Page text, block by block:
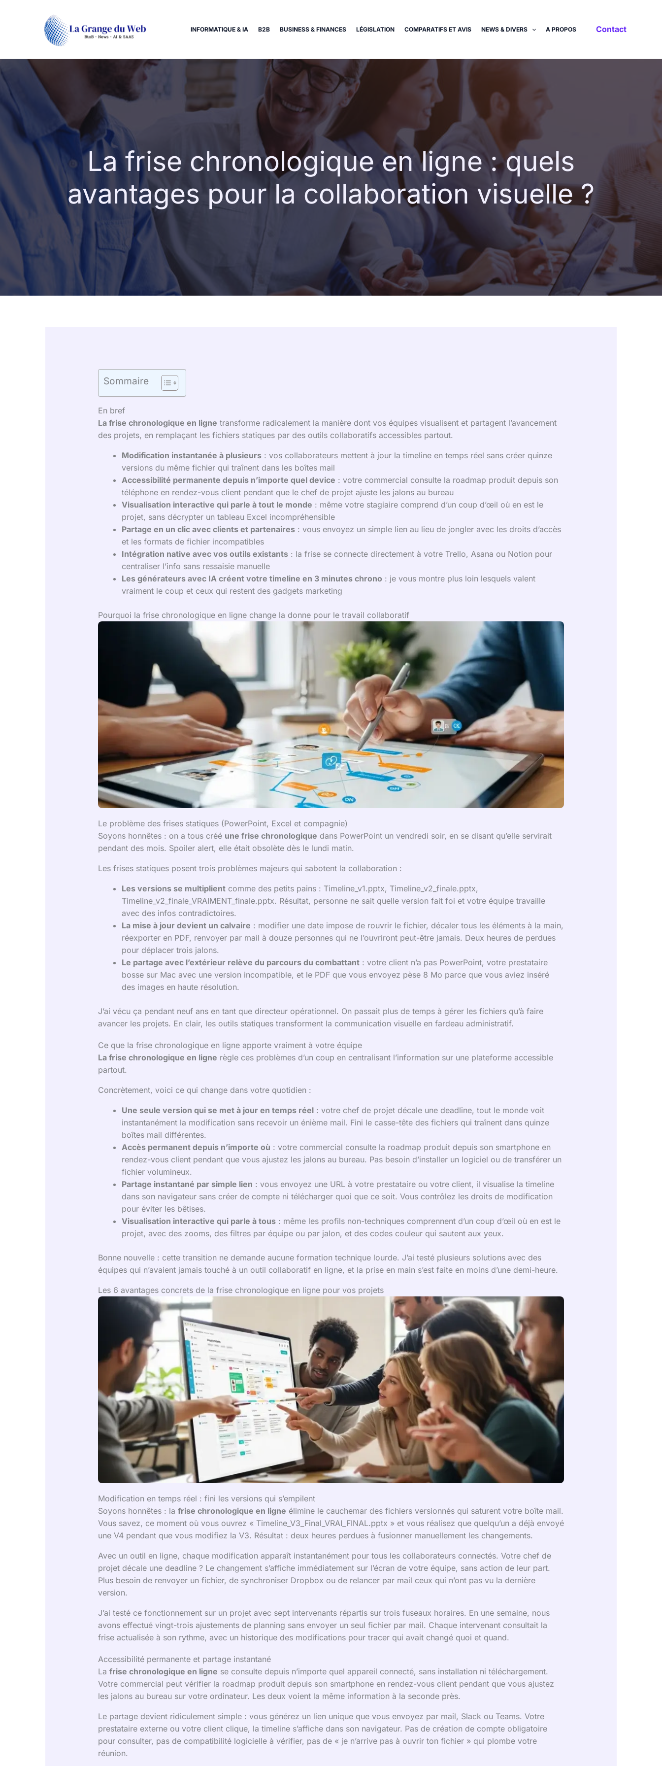
INFORMATIQUE & IA B2B BUSINESS & FINANCES LÉGISLATION COMPARATIFS ET AVIS NEWS & DIVERS A PROPOS Contact
La frise chronologique en ligne : quels
avantages pour la collaboration visuelle ?
Sommaire
En bref
La frise chronologique en ligne transforme radicalement la manière dont vos équipes visualisent et partagent l’avancement
des projets, en remplaçant les fichiers statiques par des outils collaboratifs accessibles partout.
Modification instantanée à plusieurs: vos collaborateurs mettent à jour la timeline en temps réel sans créer quinze
versions du même fichier qui traînent dans les boîtes mail
Accessibilité permanente depuis n’importe quel device : votre commercial consulte la roadmap produit depuis son
téléphone en rendez-vous client pendant que le chef de projet ajuste les jalons au bureau
Visualisation interactive qui parle à tout le monde : même votre stagiaire comprend d’un coup d’œil où en est le
projet, sans décrypter un tableau Excel incompréhensible
Partage en un clic avec clients et partenaires: vous envoyez un simple lien au lieu de jongler avec les droits d’accès
et les formats de fichier incompatibles
Intégration native avec vos outils existants: la frise se connecte directement à votre Trello, Asana ou Notion pour
centraliser l’info sans ressaisie manuelle
Les générateurs avec IA créent votre timeline en 3 minutes chrono : je vous montre plus loin lesquels valent
vraiment le coup et ceux qui restent des gadgets marketing
Pourquoi la frise chronologique en ligne change la donne pour le travail collaboratif
Le problème des frises statiques (PowerPoint, Excel et compagnie)
Soyons honnêtes : on a tous créé une frise chronologique dans PowerPoint un vendredi soir, en se disant qu’elle servirait
pendant des mois. Spoiler alert, elle était obsolète dès le lundi matin.
Les frises statiques posent trois problèmes majeurs qui sabotent la collaboration :
Les versions se multiplientcomme des petits pains : Timeline_v1.pptx, Timeline_v2_finale.pptx,
Timeline_v2_finale_VRAIMENT_finale.pptx. Résultat, personne ne sait quelle version fait foi et votre équipe travaille
avec des infos contradictoires.
La mise à jour devient un calvaire : modifier une date impose de rouvrir le fichier, décaler tous les éléments à la main,
réexporter en PDF, renvoyer par mail à douze personnes qui ne l’ouvriront peut-être jamais. Deux heures de perdues
pour déplacer trois jalons.
Le partage avec l’extérieur relève du parcours du combattant: votre client n’a pas PowerPoint, votre prestataire
bosse sur Mac avec une version incompatible, et le PDF que vous envoyez pèse 8 Mo parce que vous aviez inséré
des images en haute résolution.
J’ai vécu ça pendant neuf ans en tant que directeur opérationnel. On passait plus de temps à gérer les fichiers qu’à faire
avancer les projets. En clair, les outils statiques transforment la communication visuelle en fardeau administratif.
Ce que la frise chronologique en ligne apporte vraiment à votre équipe
La frise chronologique en ligne règle ces problèmes d’un coup en centralisant l’information sur une plateforme accessible
partout.
Concrètement, voici ce qui change dans votre quotidien :
Une seule version qui se met à jour en temps réel: votre chef de projet décale une deadline, tout le monde voit
instantanément la modification sans recevoir un énième mail. Fini le casse-tête des fichiers qui traînent dans quinze
boîtes mail différentes.
Accès permanent depuis n’importe où : votre commercial consulte la roadmap produit depuis son smartphone en
rendez-vous client pendant que vous ajustez les jalons au bureau. Pas besoin d’installer un logiciel ou de transférer un
fichier volumineux.
Partage instantané par simple lien : vous envoyez une URL à votre prestataire ou votre client, il visualise la timeline
dans son navigateur sans créer de compte ni télécharger quoi que ce soit. Vous contrôlez les droits de modification
pour éviter les bêtises.
Visualisation interactive qui parle à tous: même les profils non-techniques comprennent d’un coup d’œil où en est le
projet, avec des zooms, des filtres par équipe ou par jalon, et des codes couleur qui sautent aux yeux.
Bonne nouvelle : cette transition ne demande aucune formation technique lourde. J’ai testé plusieurs solutions avec des
équipes qui n’avaient jamais touché à un outil collaboratif en ligne, et la prise en main s’est faite en moins d’une demi-heure.
Les 6 avantages concrets de la frise chronologique en ligne pour vos projets
Modification en temps réel : fini les versions qui s’empilent
Soyons honnêtes : la frise chronologique en ligne élimine le cauchemar des fichiers versionnés qui saturent votre boîte mail.
Vous savez, ce moment où vous ouvrez « Timeline_V3_Final_VRAI_FINAL.pptx » et vous réalisez que quelqu’un a déjà envoyé
une V4 pendant que vous modifiez la V3. Résultat : deux heures perdues à fusionner manuellement les changements.
Avec un outil en ligne, chaque modification apparaît instantanément pour tous les collaborateurs connectés. Votre chef de
projet décale une deadline ? Le changement s’affiche immédiatement sur l’écran de votre équipe, sans action de leur part.
Plus besoin de renvoyer un fichier, de synchroniser Dropbox ou de relancer par mail ceux qui n’ont pas vu la dernière
version.
J’ai testé ce fonctionnement sur un projet avec sept intervenants répartis sur trois fuseaux horaires. En une semaine, nous
avons effectué vingt-trois ajustements de planning sans envoyer un seul fichier par mail. Chaque intervenant consultait la
frise actualisée à son rythme, avec un historique des modifications pour tracer qui avait changé quoi et quand.
Accessibilité permanente et partage instantané
La frise chronologique en ligne se consulte depuis n’importe quel appareil connecté, sans installation ni téléchargement.
Votre commercial peut vérifier la roadmap produit depuis son smartphone en rendez-vous client pendant que vous ajustez
les jalons au bureau sur votre ordinateur. Les deux voient la même information à la seconde près.
Le partage devient ridiculement simple : vous générez un lien unique que vous envoyez par mail, Slack ou Teams. Votre
prestataire externe ou votre client clique, la timeline s’affiche dans son navigateur. Pas de création de compte obligatoire
pour consulter, pas de compatibilité logicielle à vérifier, pas de « je n’arrive pas à ouvrir ton fichier » qui plombe votre
réunion.